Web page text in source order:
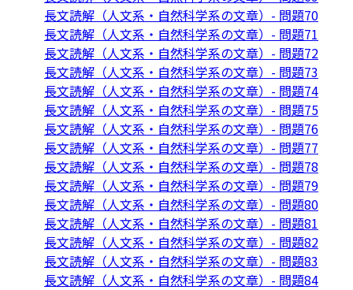
長文読解（人文系・自然科学系の文章）- 問題70
長文読解（人文系・自然科学系の文章）- 問題71
長文読解（人文系・自然科学系の文章）- 問題72
長文読解（人文系・自然科学系の文章）- 問題73
長文読解（人文系・自然科学系の文章）- 問題74
長文読解（人文系・自然科学系の文章）- 問題75
長文読解（人文系・自然科学系の文章）- 問題76
長文読解（人文系・自然科学系の文章）- 問題77
長文読解（人文系・自然科学系の文章）- 問題78
長文読解（人文系・自然科学系の文章）- 問題79
長文読解（人文系・自然科学系の文章）- 問題80
長文読解（人文系・自然科学系の文章）- 問題81
長文読解（人文系・自然科学系の文章）- 問題82
長文読解（人文系・自然科学系の文章）- 問題83
長文読解（人文系・自然科学系の文章）- 問題84